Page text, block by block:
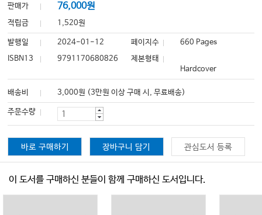
판매가
76,000원
적립금 1,520원
발행일 2024-01-12 페이지수
660 Pages
ISBN13
9791170680826
제본형태
Hardcover
배송비 3,000원 (3만원 이상 구매 시, 무료배송)
주문수량
바로 구매하기 장바구니 담기 관심도서 등록
이 도서를 구매하신 분들이 함께 구매하신 도서입니다.